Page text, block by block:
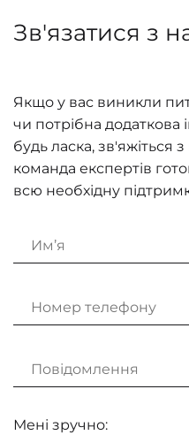
Зв'язатися з
Якщо у вас виникли
чи потрібна додаткова
будь ласка, зв'яжіться
команда експертів
всю необхідну
Мені зручно: